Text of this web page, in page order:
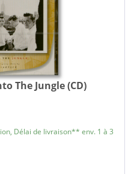
The Jungle (CD)
Délai de livraison** env. 1 à 3